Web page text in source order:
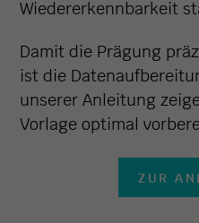
Wiedererkennbarkeit
Damit die Prägung
ist die
unserer Anleitung
Vorlage optimal
ZUR